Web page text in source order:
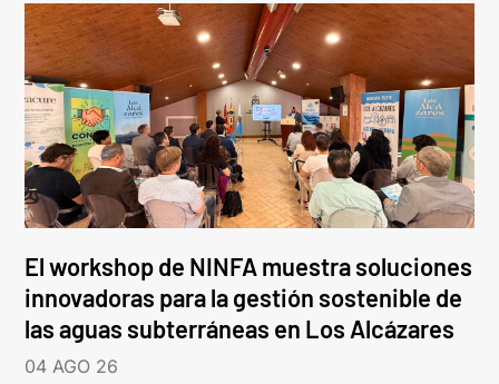
El workshop de NINFA muestra soluciones
innovadoras para la gestión sostenible de
las aguas subterráneas en Los Alcázares
04 AGO 26